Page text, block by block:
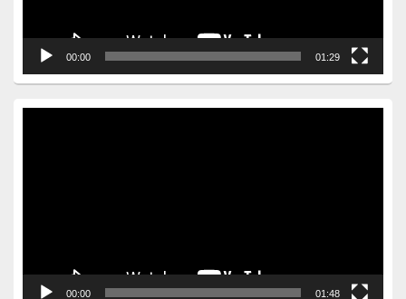
00:00 01:29
00:00 01:48